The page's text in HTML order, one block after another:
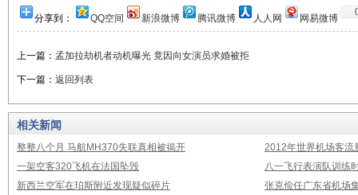
分享到： QQ空间 新浪微博 腾讯微博 人人网 网易微博
上一篇： 孟加拉劫机者动机曝光 竟因向女演员求婚被拒
下一篇： 返回列表
相关新闻
整整八个月 马航MH370失联真相被揭开
2012年世界机场客流
一架空客320飞机在法国坠毁
八一飞行表演队训练
新西兰空军在珀斯附近发现疑似碎片
张克俭任广东省机场